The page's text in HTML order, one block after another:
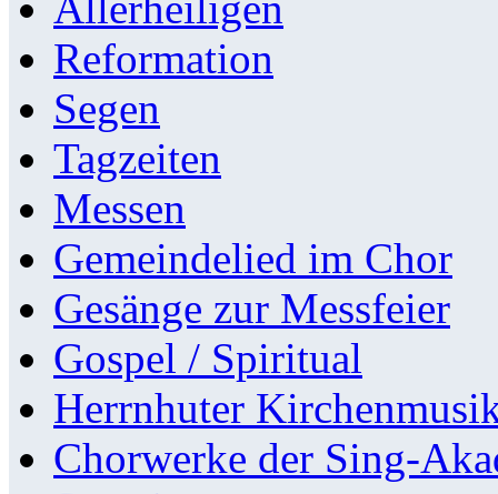
Reformation
Segen
Tagzeiten
Messen
Gemeindelied im Chor
Gesänge zur Messfeier
Gospel / Spiritual
Herrnhuter
Chorwerke der Sing-